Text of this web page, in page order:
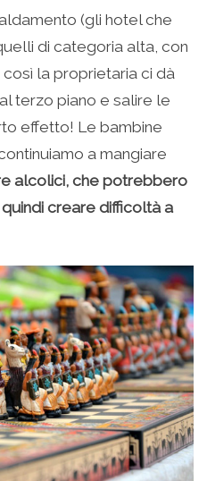
(gli hotel che
di categoria alta, con
la proprietaria ci dà
terzo piano e salire le
effetto! Le bambine
a mangiare
alcolici, che potrebbero
creare difficoltà a